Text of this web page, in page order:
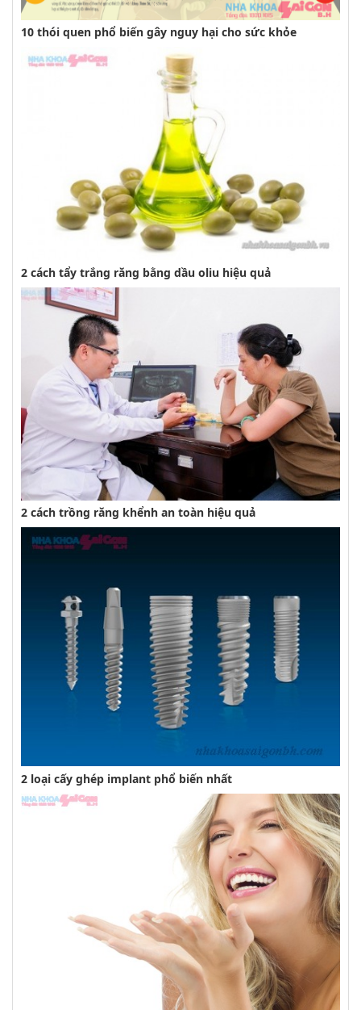
10 thói quen phổ biến gây nguy hại cho sức khỏe
2 cách tẩy trắng răng bằng dầu oliu hiệu quả
2 cách trồng răng khểnh an toàn hiệu quả
2 loại cấy ghép implant phổ biến nhất